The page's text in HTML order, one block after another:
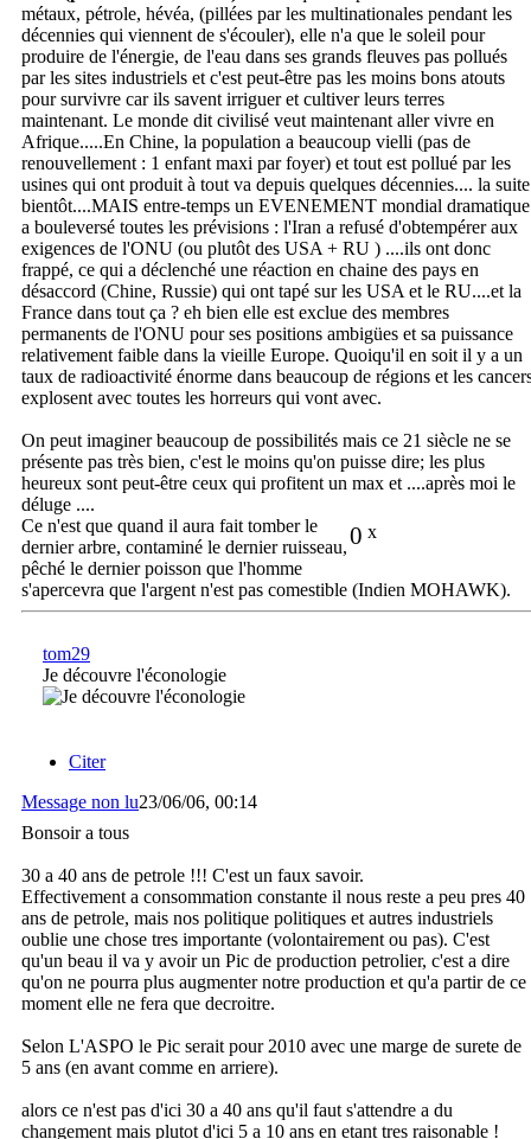
métaux, pétrole, hévéa, (pillées par les multinationales pendant les
décennies qui viennent de s'écouler), elle n'a que le soleil pour
produire de l'énergie, de l'eau dans ses grands fleuves pas pollués
par les sites industriels et c'est peut-être pas les moins bons atouts
pour survivre car ils savent irriguer et cultiver leurs terres
maintenant. Le monde dit civilisé veut maintenant aller vivre en
Afrique.....En Chine, la population a beaucoup vielli (pas de
renouvellement : 1 enfant maxi par foyer) et tout est pollué par les
usines qui ont produit à tout va depuis quelques décennies.... la suite
bientôt....MAIS entre-temps un EVENEMENT mondial dramatique
a bouleversé toutes les prévisions : l'Iran a refusé d'obtempérer aux
exigences de l'ONU (ou plutôt des USA + RU ) ....ils ont donc
frappé, ce qui a déclenché une réaction en chaine des pays en
désaccord (Chine, Russie) qui ont tapé sur les USA et le RU....et la
France dans tout ça ? eh bien elle est exclue des membres
permanents de l'ONU pour ses positions ambigües et sa puissance
relativement faible dans la vieille Europe. Quoiqu'il en soit il y a un
taux de radioactivité énorme dans beaucoup de régions et les
explosent avec toutes les horreurs qui vont avec.
On peut imaginer beaucoup de possibilités mais ce 21 siècle ne se
présente pas très bien, c'est le moins qu'on puisse dire; les plus
heureux sont peut-être ceux qui profitent un max et ....après moi le
déluge ....
0 x
Ce n'est que quand il aura fait tomber le
dernier arbre, contaminé le dernier ruisseau,
pêché le dernier poisson que l'homme
s'apercevra que l'argent n'est pas comestible (Indien MOHAWK).
tom29
Je découvre l'éconologie
Citer
Message non lu23/06/06, 00:14
Bonsoir a tous
30 a 40 ans de petrole !!! C'est un faux savoir.
Effectivement a consommation constante il nous reste a peu pres 40
ans de petrole, mais nos politique politiques et autres industriels
oublie une chose tres importante (volontairement ou pas). C'est
qu'un beau il va y avoir un Pic de production petrolier, c'est a dire
qu'on ne pourra plus augmenter notre production et qu'a partir de ce
moment elle ne fera que decroitre.
Selon L'ASPO le Pic serait pour 2010 avec une marge de surete de
5 ans (en avant comme en arriere).
alors ce n'est pas d'ici 30 a 40 ans qu'il faut s'attendre a du
changement mais plutot d'ici 5 a 10 ans en etant tres raisonable !